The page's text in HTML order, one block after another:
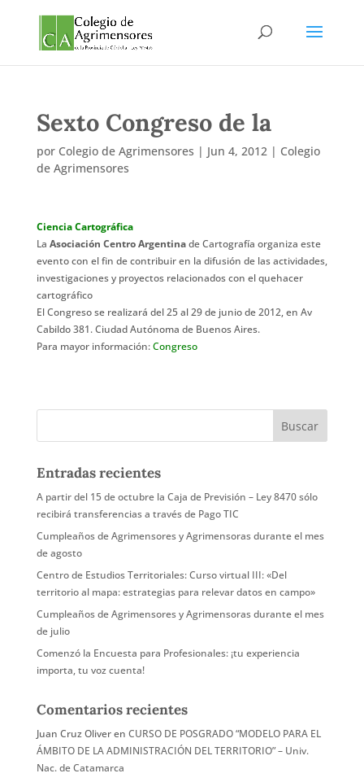
Sexto Congreso de la
por Colegio de Agrimensores | Jun 4, 2012| Colegio
de Agrimensores
Ciencia Cartográfica
La Asociación Centro Argentinade Cartografía organiza este
evento con el fin de contribuir en la difusión de las actividades,
investigaciones y proyectos relacionados con el quehacer
cartográfico
El Congreso se realizará del 25 al 29 de junio de 2012, en Av
Cabildo 381. Ciudad Autónoma de Buenos Aires.
Para mayor información:Congreso
Entradas recientes
A partir del 15 de octubre la Caja de Previsión – Ley 8470 sólo
recibirá transferencias a través de Pago TIC
Cumpleaños de Agrimensores y Agrimensoras durante el mes
de agosto
Centro de Estudios Territoriales: Curso virtual III: «Del
territorio al mapa: estrategias para relevar datos en campo»
Cumpleaños de Agrimensores y Agrimensoras durante el mes
de julio
Comenzó la Encuesta para Profesionales: ¡tu experiencia
importa, tu voz cuenta!
Comentarios recientes
Juan Cruz Oliveren CURSO DE POSGRADO “MODELO PARA EL
ÁMBITO DE LA ADMINISTRACIÓN DEL TERRITORIO” – Univ.
Nac. de Catamarca